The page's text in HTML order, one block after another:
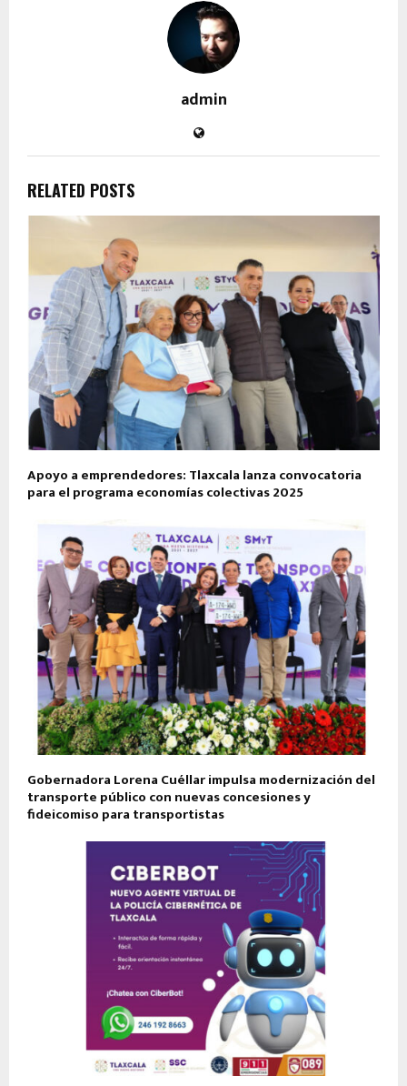
admin
RELATED POSTS
Apoyo a emprendedores: Tlaxcala lanza convocatoria
para el programa economías colectivas 2025
Gobernadora Lorena Cuéllar impulsa modernización del
transporte público con nuevas concesiones y
fideicomiso para transportistas